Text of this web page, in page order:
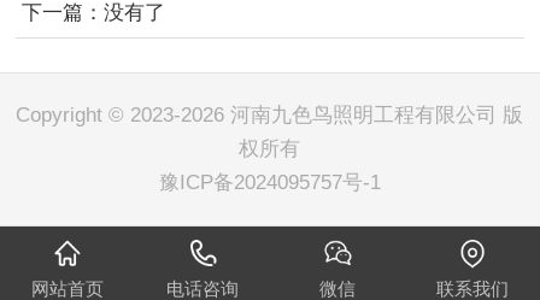
下一篇： 没有了
Copyright © 2023-2026 河南九色鸟照明工程有限公司 版
权所有
豫ICP备2024095757号-1
网站首页 电话咨询 微信 联系我们